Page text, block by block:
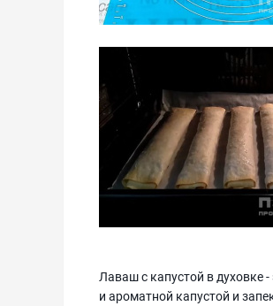
Лаваш с капустой в духовке
и ароматной капустой и